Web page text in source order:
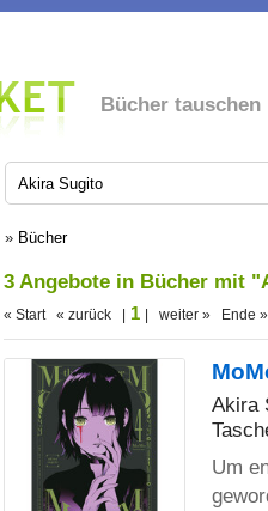
Bücher tauschen
» Bücher
3 Angebote in Bücher mit
« Start « zurück | 1 | weiter » Ende »
Akira
Um